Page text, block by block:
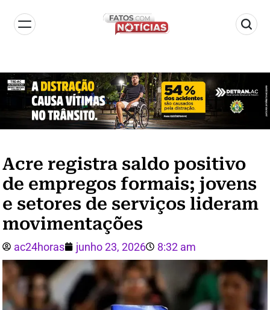
Acre registra saldo positivo
de empregos formais; jovens
e setores de serviços lideram
movimentações
ac24horas junho 23, 2026 8:32 am